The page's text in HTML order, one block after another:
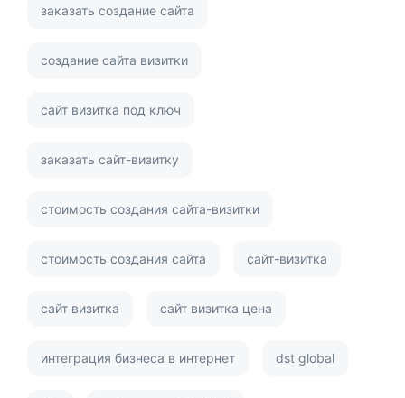
заказать создание сайта
создание сайта визитки
сайт визитка под ключ
заказать сайт-визитку
стоимость создания сайта-визитки
стоимость создания сайта сайт-визитка
сайт визитка сайт визитка цена
интеграция бизнеса в интернет dst global